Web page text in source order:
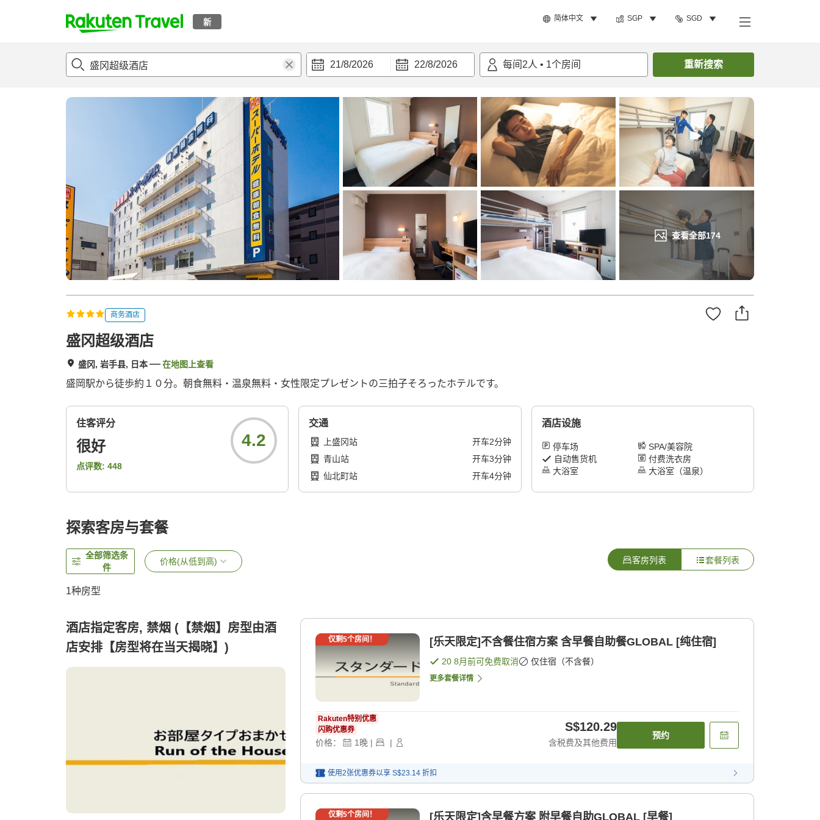
新 简体中文 SGP SGD
t
p
a
r
c
h
21/8/2026 22/8/2026 每间 2人 • 1个房间 重新搜索
查看全部174
概况 客房及住宿套餐评论 搜索客房
商务酒店
盛冈超级酒店
盛冈, 岩手县, 日本 在地图上查看
盛岡駅から徒歩約１０分。朝食無料・温泉無料・女性限定プレゼントの三拍子そろったホテルです。
住客评分
很好
点评数: 448
4.2
交通
上盛冈站 开车2分钟
青山站
开车3分钟
仙北町站
开车4分钟
酒店设施
停车场
SPA/美容院
自动售货机
付费洗衣房
大浴室
大浴室（温泉）
探索客房与套餐
全部筛选条
件
价格(从低到高) 客房列表 套餐列表
1种房型
酒店指定客房, 禁烟 (【禁烟】房型由酒
店安排【房型将在当天揭晓】)
仅剩5个房间！ [乐天限定]不含餐住宿方案 含早餐自助餐GLOBAL [纯住宿]
20 8月前可免费取消 仅住宿（不含餐）
更多套餐详情
Rakuten特别优惠
闪购优惠券
价格： 1晚 | |
S$120.29
含税费及其他费用
预约
使用2张优惠券以享 S$23.14 折扣
仅剩5个房间！ [乐天限定]含早餐方案 附早餐自助GLOBAL [早餐]